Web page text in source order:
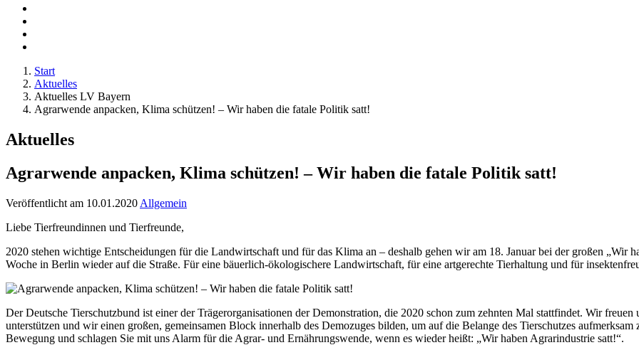
Start
Aktuelles
Aktuelles LV Bayern
Agrarwende anpacken, Klima schützen! – Wir haben die fatale Politik satt!
Aktuelles
Agrarwende anpacken, Klima schützen! – Wir haben die fatale Politik satt!
Veröffentlicht am 10.01.2020 Allgemein
Liebe Tierfreundinnen und Tierfreunde,
2020 stehen wichtige Entscheidungen für die Landwirtschaft und für das Klima an – deshalb gehen wir am 18. Januar bei der großen „Wir
Woche in Berlin wieder auf die Straße. Für eine bäuerlich-ökologischere Landwirtschaft, für eine artgerechte Tierhaltung und für
Der Deutsche Tierschutzbund ist einer der Trägerorganisationen der Demonstration, die 2020 schon zum zehnten Mal stattfindet. Wir
unterstützen und wir einen großen, gemeinsamen Block innerhalb des Demozuges bilden, um auf die Belange des Tierschutzes
Bewegung und schlagen Sie mit uns Alarm für die Agrar- und Ernährungswende, wenn es wieder heißt: „Wir haben Agrarindustrie satt!“.